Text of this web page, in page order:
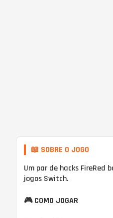
📖 SOBRE O JOGO
Um par de hacks FireRed
jogos Switch.
🎮 COMO JOGAR